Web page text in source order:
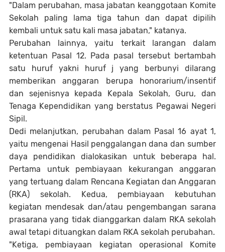
"Dalam perubahan, masa jabatan keanggotaan Komite
Sekolah paling lama tiga tahun dan dapat dipilih
kembali untuk satu kali masa jabatan," katanya.
Perubahan lainnya, yaitu terkait larangan dalam
ketentuan Pasal 12. Pada pasal tersebut bertambah
satu huruf yakni huruf j yang berbunyi dilarang
memberikan anggaran berupa honorarium/insentif
dan sejenisnya kepada Kepala Sekolah, Guru, dan
Tenaga Kependidikan yang berstatus Pegawai Negeri
Sipil.
Dedi melanjutkan, perubahan dalam Pasal 16 ayat 1,
yaitu mengenai Hasil penggalangan dana dan sumber
daya pendidikan dialokasikan untuk beberapa hal.
Pertama untuk pembiayaan kekurangan anggaran
yang tertuang dalam Rencana Kegiatan dan Anggaran
(RKA) sekolah. Kedua, pembiayaan kebutuhan
kegiatan mendesak dan/atau pengembangan sarana
prasarana yang tidak dianggarkan dalam RKA sekolah
awal tetapi dituangkan dalam RKA sekolah perubahan.
"Ketiga, pembiayaan kegiatan operasional Komite